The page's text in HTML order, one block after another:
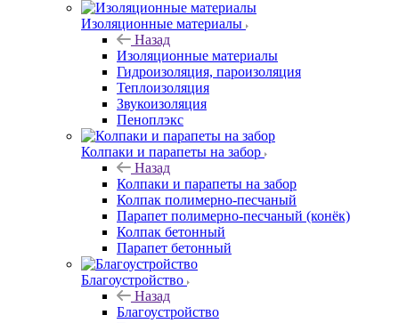
Изоляционные материалы
Назад
Изоляционные материалы
Гидроизоляция, пароизоляция
Теплоизоляция
Звукоизоляция
Пеноплэкс
Колпаки и парапеты на забор
Назад
Колпаки и парапеты на забор
Колпак полимерно-песчаный
Парапет полимерно-песчаный (конёк)
Колпак бетонный
Парапет бетонный
Благоустройство
Назад
Благоустройство